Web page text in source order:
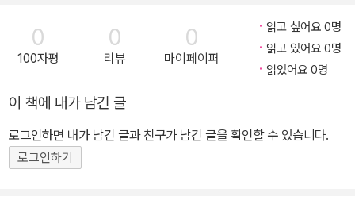
0
100자평
0
리뷰
0
마이페이퍼
읽고 싶어요 0명
읽고 있어요 0명
읽었어요 0명
이 책에 내가 남긴 글
로그인하면 내가 남긴 글과 친구가 남긴 글을 확인할 수 있습니다.
로그인하기